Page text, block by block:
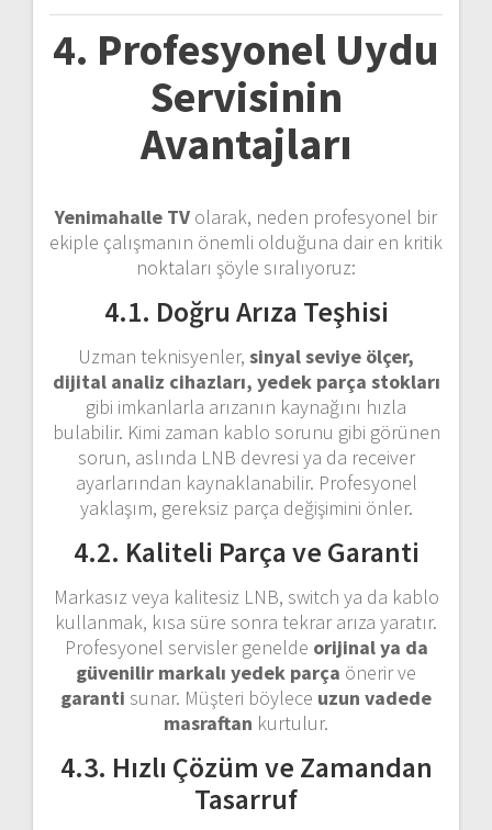
4. Profesyonel Uydu
Servisinin
Avantajları
Yenimahalle TV olarak, neden profesyonel bir
ekiple çalışmanın önemli olduğuna dair en kritik
noktaları şöyle sıralıyoruz:
4.1. Doğru Arıza Teşhisi
Uzman teknisyenler, sinyal seviye ölçer,
dijital analiz cihazları, yedek parça stokları
gibi imkanlarla arızanın kaynağını hızla
bulabilir. Kimi zaman kablo sorunu gibi görünen
sorun, aslında LNB devresi ya da receiver
ayarlarından kaynaklanabilir. Profesyonel
yaklaşım, gereksiz parça değişimini önler.
4.2. Kaliteli Parça ve Garanti
Markasız veya kalitesiz LNB, switch ya da kablo
kullanmak, kısa süre sonra tekrar arıza yaratır.
Profesyonel servisler genelde orijinal ya da
güvenilir markalı yedek parça önerir ve
garanti sunar. Müşteri böylece uzun vadede
masraftan kurtulur.
4.3. Hızlı Çözüm ve Zamandan
Tasarruf